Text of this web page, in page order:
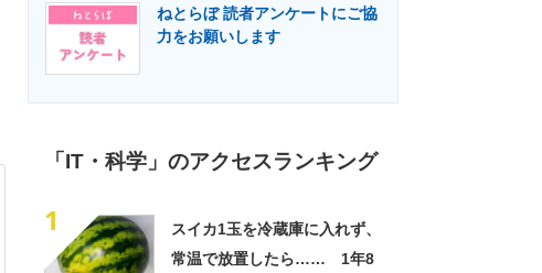
ねとらぼ 読者アンケートにご協
力をお願いします
「IT・科学」のアクセスランキング
1
スイカ1玉を冷蔵庫に入れず、
常温で放置したら…… 1年8